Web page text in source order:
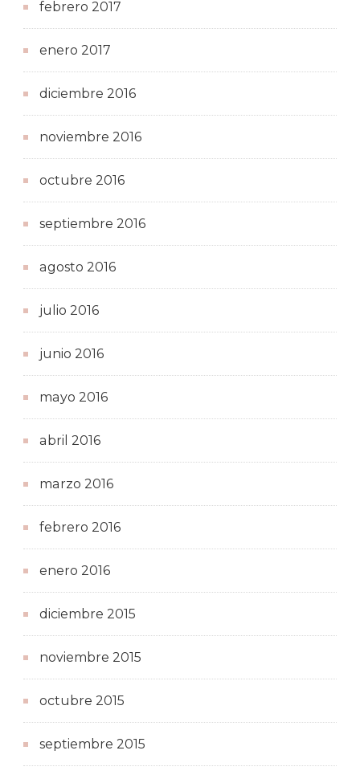
febrero 2017
enero 2017
diciembre 2016
noviembre 2016
octubre 2016
septiembre 2016
agosto 2016
julio 2016
junio 2016
mayo 2016
abril 2016
marzo 2016
febrero 2016
enero 2016
diciembre 2015
noviembre 2015
octubre 2015
septiembre 2015